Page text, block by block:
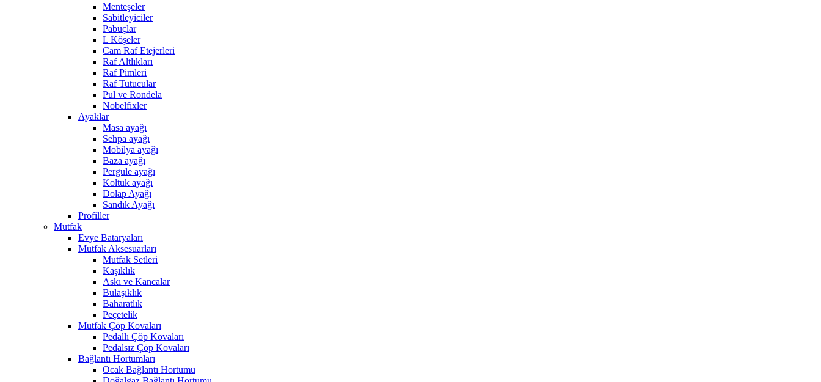
Menteşeler
Sabitleyiciler
Pabuçlar
L Köşeler
Cam Raf Etejerleri
Raf Altlıkları
Raf Pimleri
Raf Tutucular
Pul ve Rondela
Nobelfixler
Ayaklar
Masa ayağı
Sehpa ayağı
Mobilya ayağı
Baza ayağı
Pergule ayağı
Koltuk ayağı
Dolap Ayağı
Sandık Ayağı
Profiller
Mutfak
Evye Bataryaları
Mutfak Aksesuarları
Mutfak Setleri
Kaşıklık
Askı ve Kancalar
Bulaşıklık
Baharatlık
Peçetelik
Mutfak Çöp Kovaları
Pedallı Çöp Kovaları
Pedalsız Çöp Kovaları
Bağlantı Hortumları
Ocak Bağlantı Hortumu